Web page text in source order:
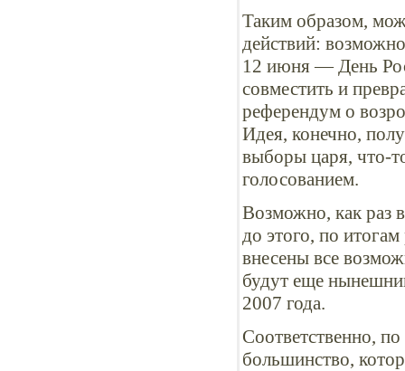
Таким образом,
действий:
12 июня — День
совместить и
референдум о
Идея, конечно,
выборы царя, что-
голосованием.
Возможно, как раз
до этого, по
внесены все
будут еще
2007 года.
Соответственно,
большинство,